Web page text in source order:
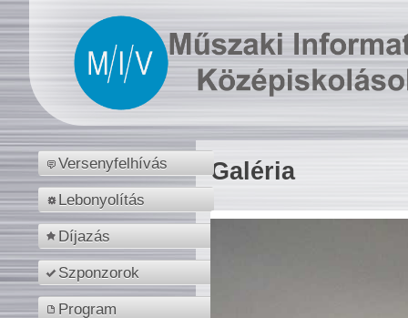
Versenyfelhívás
Lebonyolítás
Díjazás
Szponzorok
Program
Galéria